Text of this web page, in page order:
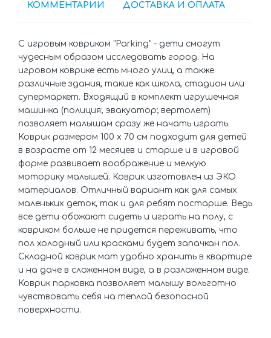
КОММЕНТАРИИ ДОСТАВКА И ОПЛАТА
С игровым ковриком "Parking" - дети смогут
чудесным образом исследовать город. На
игровом коврике есть много улиц, а также
различные здания, такие как школа, стадион или
супермаркет. Входящий в комплект игрушечная
машинка (полиция; эвакуатор; вертолет)
позволяет малышам сразу же начать играть.
Коврик размером 100 х 70 см подходит для детей
в возрасте от 12 месяцев и старше и в игровой
форме развивает воображение и мелкую
моторику малышей. Коврик изготовлен из ЭКО
материалов. Отличный вариант как для самых
маленьких деток, так и для ребят постарше. Ведь
все дети обожают сидеть и играть на полу, с
ковриком больше не придется переживать, что
пол холодный или красками будет запачкан пол.
Складной коврик мат удобно хранить в квартире
и на даче в сложенном виде, а в разложенном виде.
Коврик парковка позволяет малышу вольготно
чувствовать себя на теплой безопасной
поверхности.